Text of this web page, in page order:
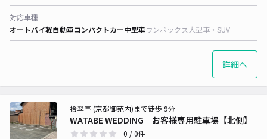
対応車種
オートバイ軽自動車コンパクトカー中型車ワンボックス大型車・SUV
詳細へ
WATABE WEDDING お客様専用駐車場【北側】
拾翠亭 (京都御苑内)まで徒歩 9分
0 / 0件